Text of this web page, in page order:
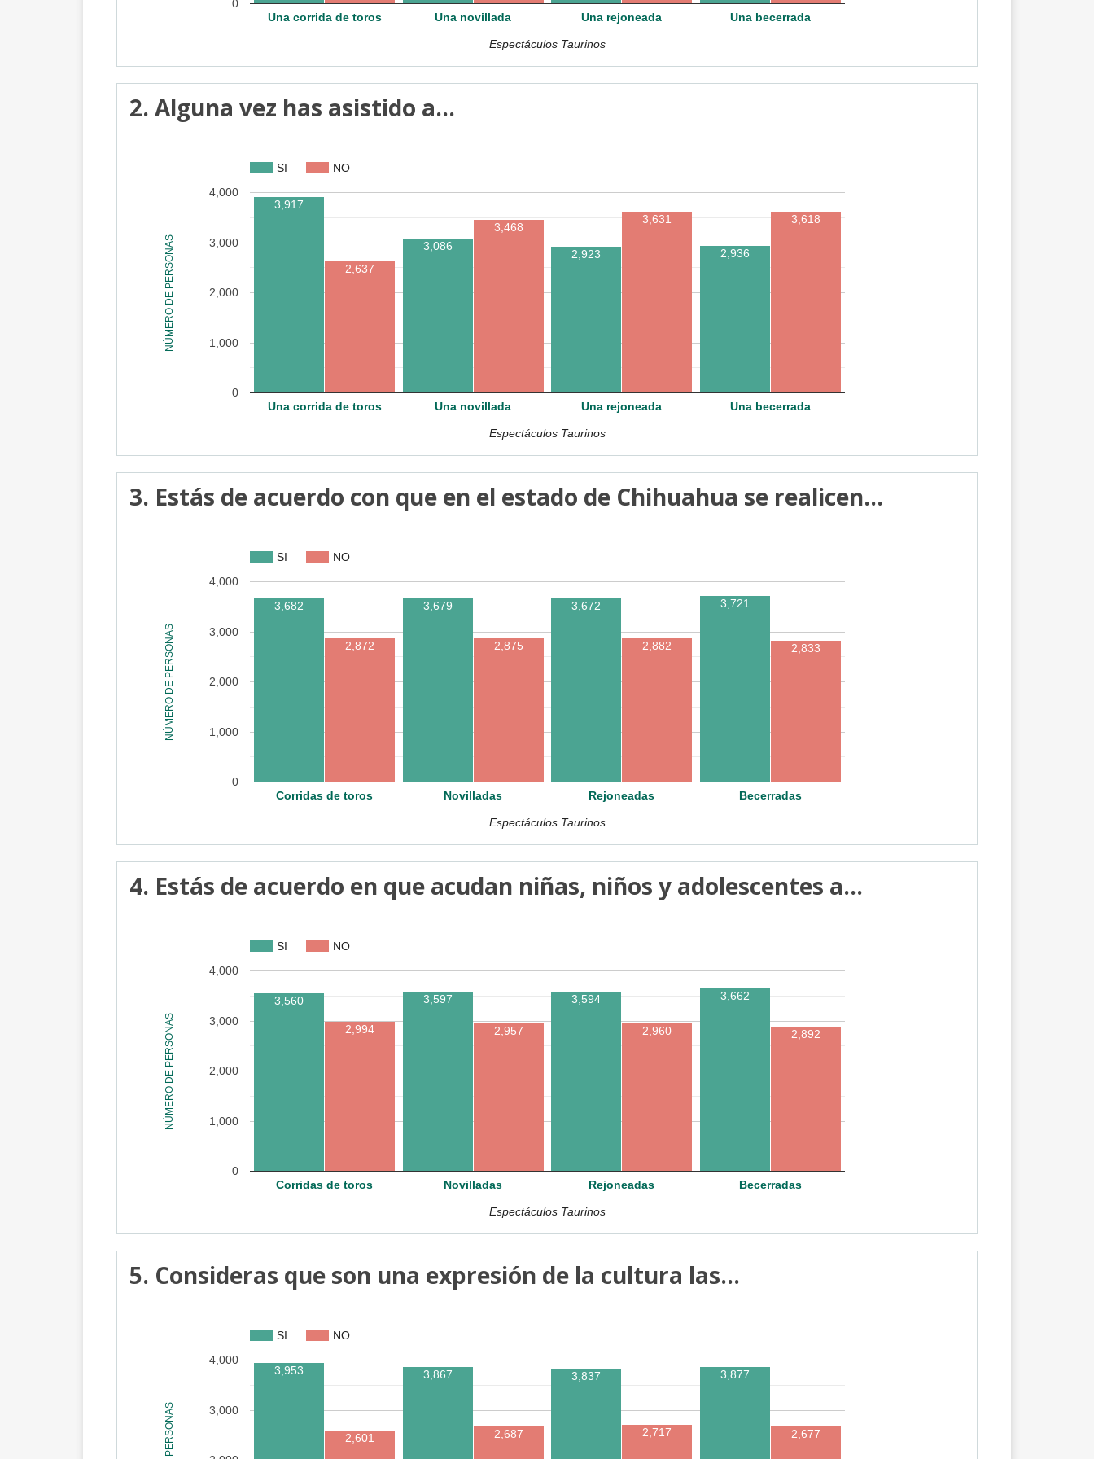
Una corrida de toros Una novillada Una rejoneada Una becerrada
0
Espectáculos Taurinos
2. Alguna vez has asistido a...
SI NO
Una corrida de toros Una novillada Una rejoneada Una becerrada
0
1,000
2,000
3,000
4,000
3,917
3,086
2,923
2,936
2,637
3,468
3,631 3,618
Espectáculos Taurinos
NÚMERO DE PERSONAS
3. Estás de acuerdo con que en el estado de Chihuahua se realicen...
SI NO
Corridas de toros Novilladas Rejoneadas Becerradas
0
1,000
2,000
3,000
4,000
3,682
3,679 3,672 3,721
2,872 2,875 2,882 2,833
Espectáculos Taurinos
NÚMERO DE PERSONAS
4. Estás de acuerdo en que acudan niñas, niños y adolescentes a...
SI NO
Corridas de toros Novilladas Rejoneadas Becerradas
0
1,000
2,000
3,000
4,000
3,560 3,597 3,594 3,662
2,994 2,957 2,960 2,892
Espectáculos Taurinos
NÚMERO DE PERSONAS
5. Consideras que son una expresión de la cultura las...
SI NO
3,000
4,000
3,953 3,867 3,837 3,877
2,601 2,687 2,717 2,677